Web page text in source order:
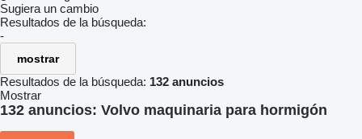
Sugiera un cambio
Resultados de la búsqueda:
-
mostrar
Resultados de la búsqueda: 132 anuncios
Mostrar
132 anuncios: Volvo maquinaria para hormigón